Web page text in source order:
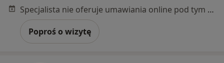
Specjalista nie oferuje umawiania online pod tym adresem.
Poproś o wizytę